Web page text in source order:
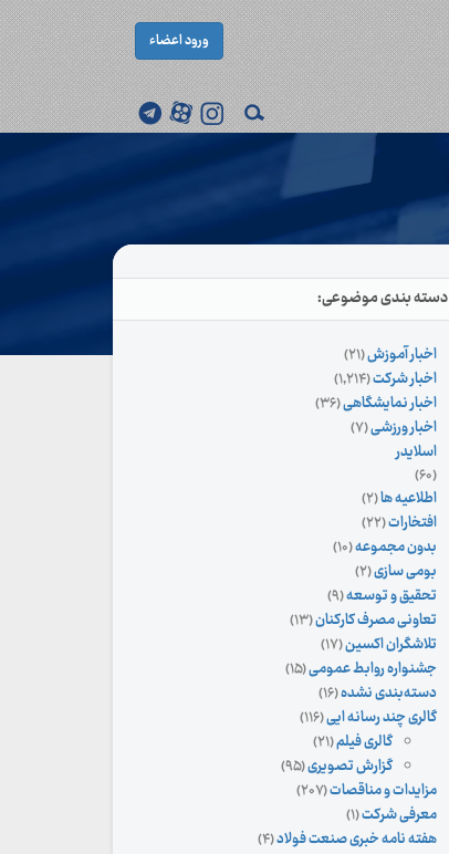
ورود اعضاء
دسته بندی موضوعی:
اخبار آموزش(۲۱)
اخبار شرکت(۱,۲۱۴)
اخبار نمایشگاهی(۳۶)
اخبار ورزشی(۷)
اسلایدر
(۶۰)
اطلاعیه ها(۲)
افتخارات(۲۲)
بدون مجموعه(۱۰)
بومی سازی(۲)
تحقیق و توسعه(۹)
تعاونی مصرف کارکنان(۱۳)
تلاشگران اکسین(۱۷)
جشنواره روابط عمومی(۱۵)
دسته‌بندی نشده(۱۶)
گالری چند رسانه ایی(۱۱۶)
گالری فیلم(۲۱)
گزارش تصویری(۹۵)
مزایدات و مناقصات(۲۰۷)
معرفی شرکت(۱)
هفته نامه خبری صنعت فولاد(۴)